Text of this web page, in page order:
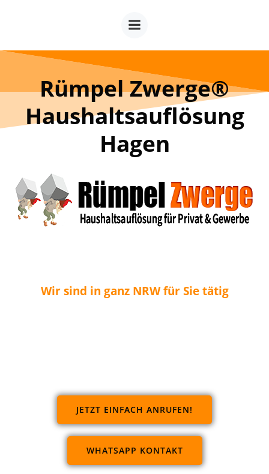
Inhalt
Rümpel Zwerge®
Haushaltsauflösung
Hagen
Wir sind in ganz NRW für Sie tätig
JETZT EINFACH ANRUFEN!
WHATSAPP KONTAKT